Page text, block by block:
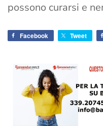
possono curarsi e
Facebook Tweet